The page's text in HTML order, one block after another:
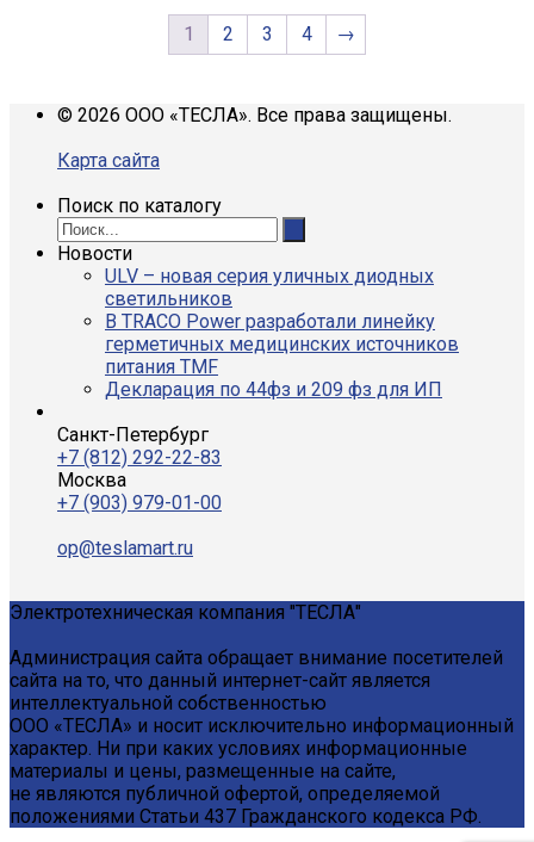
1 2 3 4 →
© 2026 ООО «ТЕСЛА». Все права защищены.
Карта сайта
Поиск по каталогу
Новости
ULV – новая серия уличных диодных
светильников
В TRACO Power разработали линейку
герметичных медицинских источников
питания TMF
Декларация по 44фз и 209 фз для ИП
Санкт-Петербург
+7 (812) 292-22-83
Москва
+7 (903) 979-01-00
op@teslamart.ru
Электротехническая компания "ТЕСЛА"
Администрация сайта обращает внимание посетителей
сайта на то, что данный интернет-сайт является
интеллектуальной собственностью
ООО «ТЕСЛА» и носит исключительно информационный
характер. Ни при каких условиях информационные
материалы и цены, размещенные на сайте,
не являются публичной офертой, определяемой
положениями Статьи 437 Гражданского кодекса РФ.